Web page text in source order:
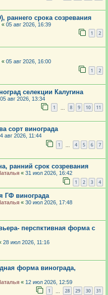
раннего срока созревания
« 05 авг 2026, 16:39
1 2
« 05 авг 2026, 16:00
1 2
селекции Калугина
05 авг 2026, 13:34
1 8 9 10 11
сорт винограда
авг 2026, 11:44
1 4 5 6 7
ранний срок созревания
« 31 июл 2026, 16:42
1 2 3 4
ГФ винограда
« 30 июл 2026, 17:48
перспктивная форма с
28 июл 2026, 11:16
форма винограда,
« 12 июл 2026, 12:59
1 28 29 30 31